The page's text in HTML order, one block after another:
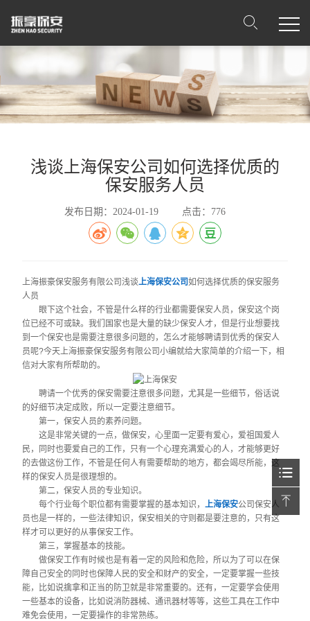
浅谈上海保安公司如何选择优质的
保安服务人员
发布日期：2024-01-19 点击：776
上海振豪保安服务有限公司浅谈上海保安公司如何选择优质的保安服务
人员
眼下这个社会，不管是什么样的行业都需要保安人员，保安这个岗
位已经不可或缺。我们国家也是大量的缺少保安人才，但是行业想要找
到一个保安也是需要注意很多问题的，怎么才能够聘请到优秀的保安人
员呢?今天上海振豪保安服务有限公司小编就给大家简单的介绍一下，相
信对大家有所帮助的。
聘请一个优秀的保安需要注意很多问题，尤其是一些细节，俗话说
的好细节决定成败，所以一定要注意细节。
第一，保安人员的素养问题。
这是非常关键的一点，做保安，心里面一定要有爱心，爱祖国爱人
民，同时也要爱自己的工作，只有一个心理充满爱心的人，才能够更好
的去做这份工作，不管是任何人有需要帮助的地方，都会竭尽所能，这
样的保安人员是很理想的。
第二，保安人员的专业知识。
每个行业每个职位都有需要掌握的基本知识，上海保安公司保安人
员也是一样的，一些法律知识，保安相关的守则都是要注意的，只有这
样才可以更好的从事保安工作。
第三，掌握基本的技能。
做保安工作有时候也是有着一定的风险和危险，所以为了可以在保
障自己安全的同时也保障人民的安全和财产的安全，一定要掌握一些技
能，比如说擒拿和正当的防卫就是非常重要的。还有，一定要学会使用
一些基本的设备，比如说消防器械、通讯器材等等，这些工具在工作中
难免会使用，一定要操作的非常熟练。